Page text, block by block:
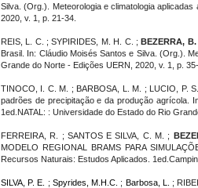
Silva. (Org.). Meteorologia e climatologia
2020, v. 1, p. 21-34.
REIS, L. C. ; SYPIRIDES, M. H. C. ;BEZERRA, B.
Brasil. In: Cláudio Moisés Santos e Silva. (Org.).
Grande do Norte - Edições UERN, 2020, v. 1, p. 35-
TINOCO, I. C. M. ; BARBOSA, L. M. ; LUCIO, P.
padrões de precipitação e da produção agrícola.
1ed.NATAL: : Universidade do Estado do Rio
FERREIRA, R. ; SANTOS E SILVA, C. M. ;
MODELO REGIONAL BRAMS PARA
Recursos Naturais: Estudos Aplicados.
SILVA, P. E. ; Spyrides, M.H.C. ; Barbosa, L. ;